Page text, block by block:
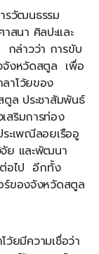
รวัฒนธรรม
สนา ศิลปะและ
ล่าวว่า การขับ
จังหวัดสตูล เพื่อ
าโว้ยของ
ล ประชาสัมพันธ์
สริมการท่อง
ะเพณีลอยเรืออู
ย และพัฒนา
ต่อไป อีกทั้ง
ร์ของจังหวัดสตูล
มีความเชื่อว่า